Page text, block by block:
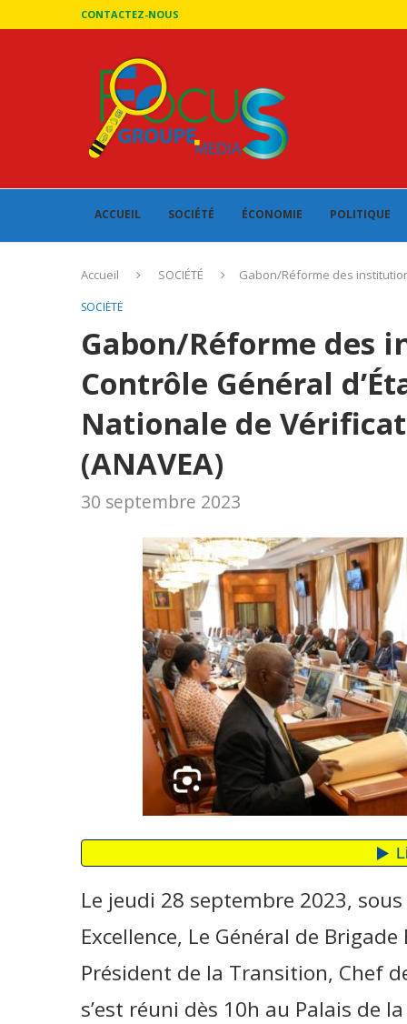
CONTACTEZ-NOUS
ACCUEIL SOCIÉTÉ ÉCONOMIE POLITIQUE
Accueil SOCIÉTÉ Gabon/Réforme des
SOCIÉTÉ
Gabon/Réforme des
Contrôle Général
Nationale de
(ANAVEA)
30 septembre 2023
Le jeudi 28 septembre 2023,
Excellence, Le Général de
Président de la Transition, Chef
s’est réuni dès 10h au Palais de